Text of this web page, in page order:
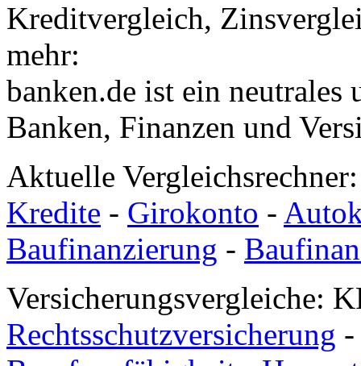
Kreditvergleich,
mehr:
banken.de ist ein neutrales
Banken, Finanzen und
Aktuelle
Kredite - Girokonto -
Baufinanzierung -
Versicherungsvergleiche:
Rechtsschutzversicherung